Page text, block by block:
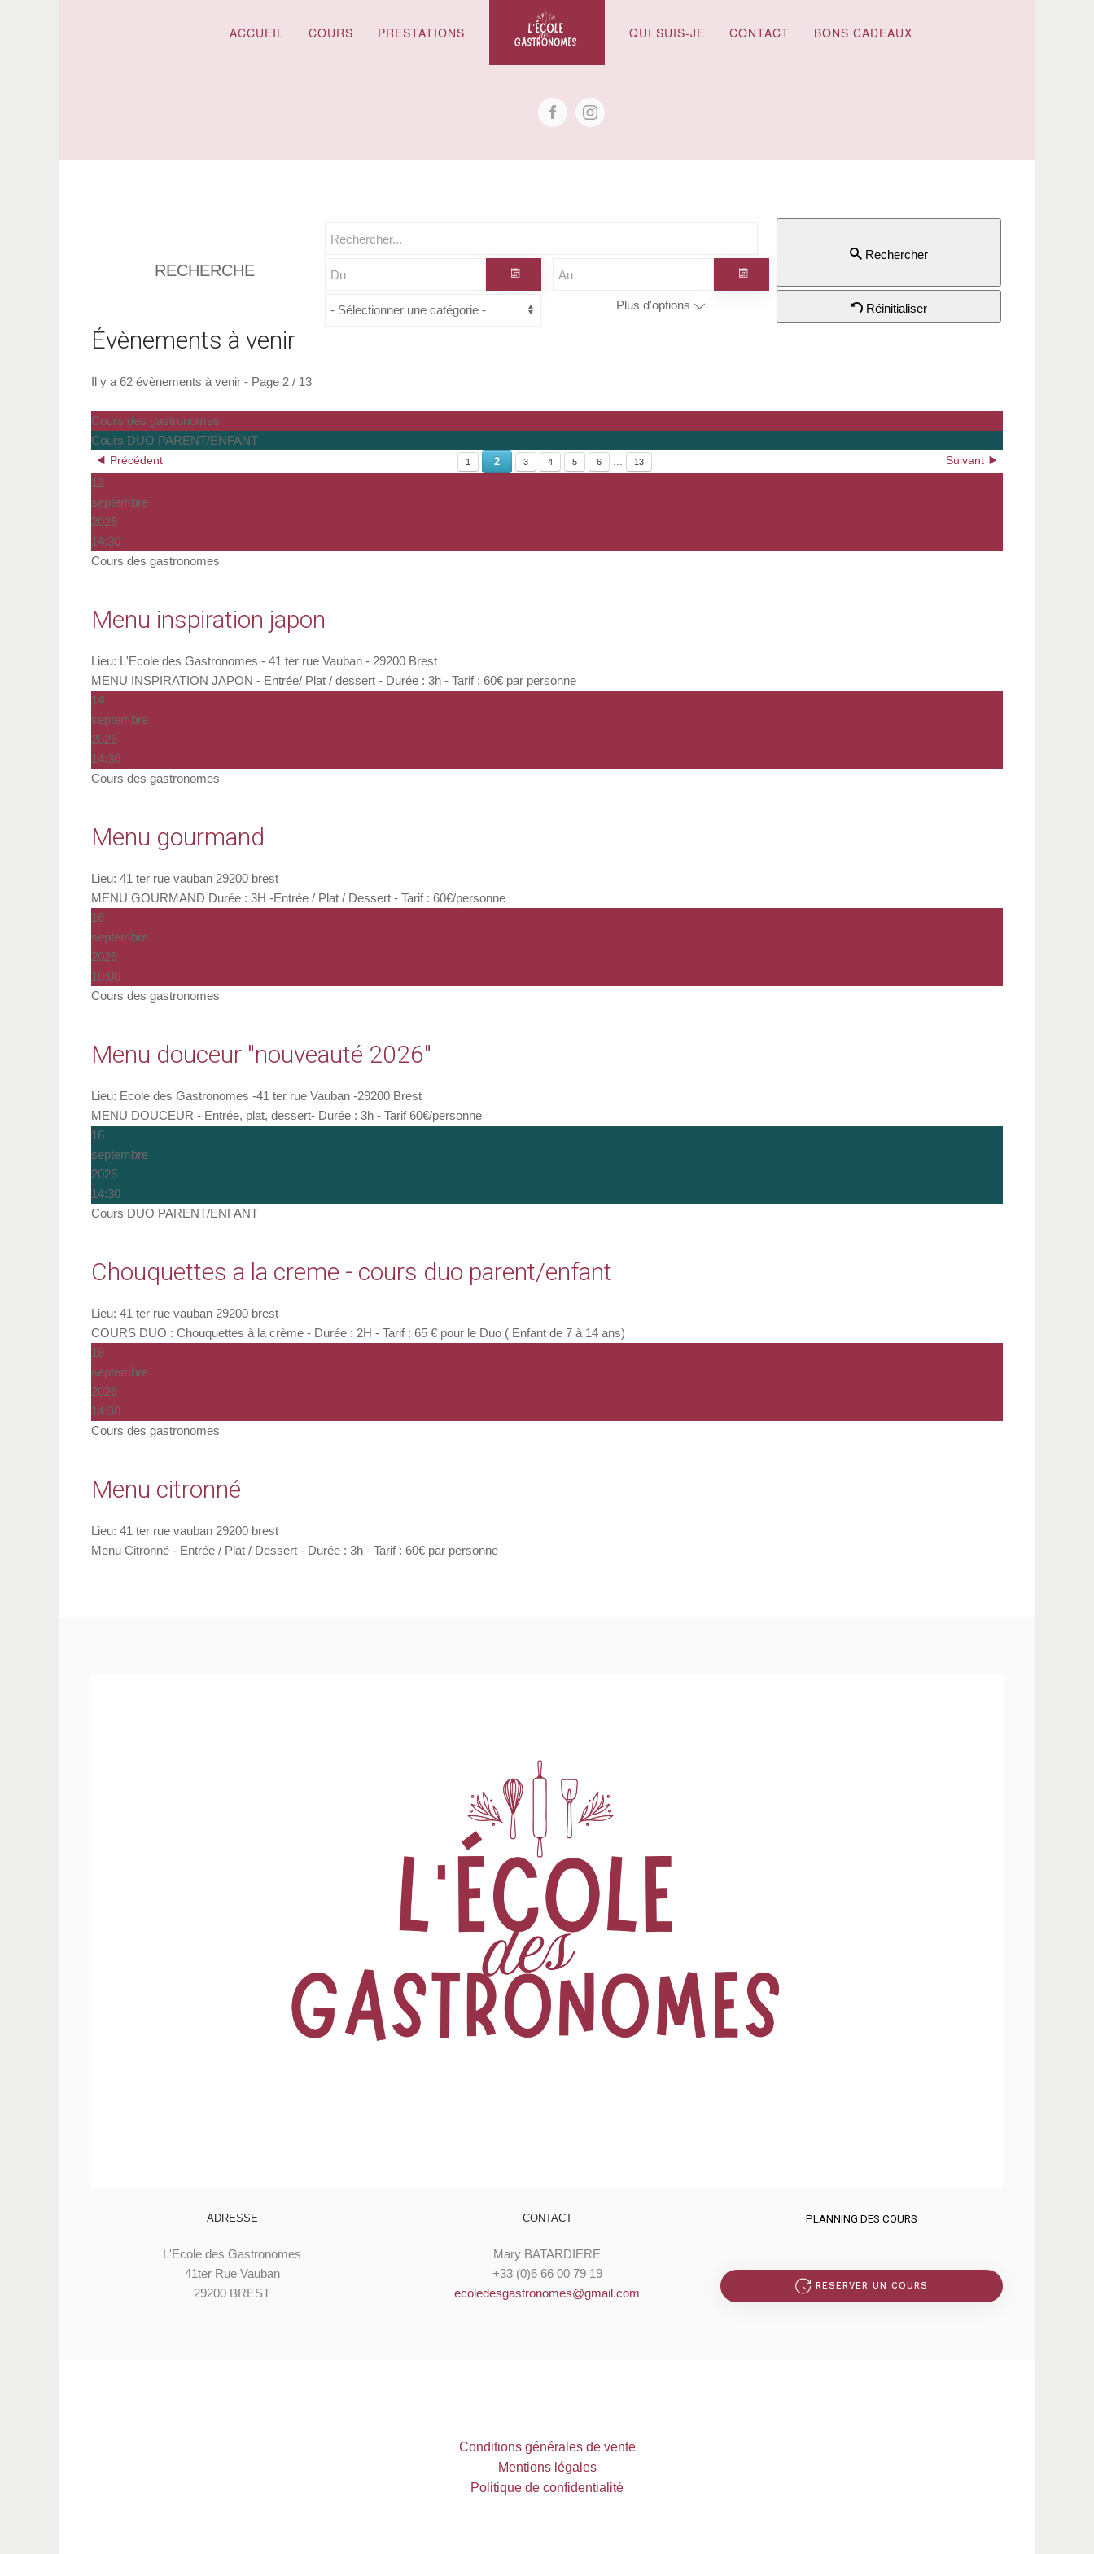
ACCUEIL COURS PRESTATIONS QUI SUIS-JE CONTACT BONS CADEAUX
RECHERCHE
Plus d'options
Rechercher
Réinitialiser
Évènements à venir
Il y a 62 évènements à venir - Page 2 / 13
Cours des gastronomes
Cours DUO PARENT/ENFANT
Précédent Suivant
1 2 3 4 5 6 13
12
septembre
2026
14:30
Cours des gastronomes
Menu inspiration japon
Lieu: L'Ecole des Gastronomes - 41 ter rue Vauban - 29200 Brest
MENU INSPIRATION JAPON - Entrée/ Plat / dessert - Durée : 3h - Tarif : 60€ par personne
14
septembre
2026
14:30
Cours des gastronomes
Menu gourmand
Lieu: 41 ter rue vauban 29200 brest
MENU GOURMAND Durée : 3H -Entrée / Plat / Dessert - Tarif : 60€/personne
16
septembre
2026
10:00
Cours des gastronomes
Menu douceur "nouveauté 2026"
Lieu: Ecole des Gastronomes -41 ter rue Vauban -29200 Brest
MENU DOUCEUR - Entrée, plat, dessert- Durée : 3h - Tarif 60€/personne
16
septembre
2026
14:30
Cours DUO PARENT/ENFANT
Chouquettes a la creme - cours duo parent/enfant
Lieu: 41 ter rue vauban 29200 brest
COURS DUO : Chouquettes à la crème - Durée : 2H - Tarif : 65 € pour le Duo ( Enfant de 7 à 14 ans)
18
septembre
2026
14:30
Cours des gastronomes
Menu citronné
Lieu: 41 ter rue vauban 29200 brest
Menu Citronné - Entrée / Plat / Dessert - Durée : 3h - Tarif : 60€ par personne
ADRESSE
L'Ecole des Gastronomes
41ter Rue Vauban
29200 BREST
CONTACT
Mary BATARDIERE
+33 (0)6 66 00 79 19
ecoledesgastronomes@gmail.com
PLANNING DES COURS
RÉSERVER UN COURS
Conditions générales de vente
Mentions légales
Politique de confidentialité